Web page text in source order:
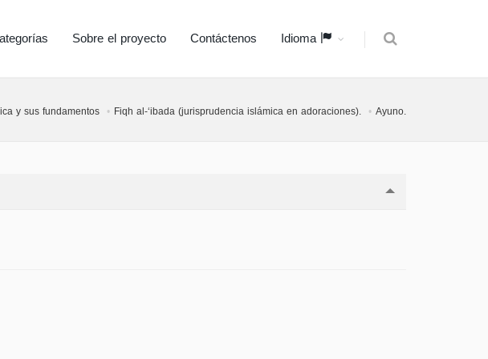
Sobre el proyecto Contáctenos Idioma
y sus fundamentos Fiqh al-‘ibada (jurisprudencia islámica en adoraciones). Ayuno.